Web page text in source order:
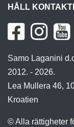
HÅLL
Samo Laganini
2012. - 2026.
Lea Mullera 46,
Kroatien
© Alla rättigheter